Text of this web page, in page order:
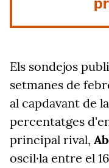
Els sondejos
setmanes de
al capdavant de
percentatges
principal rival,
oscil·la entre el